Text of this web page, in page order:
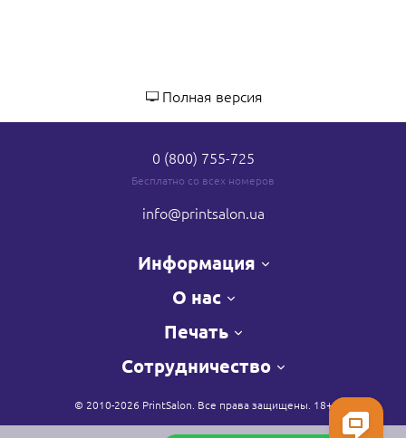
Полная версия
0 (800) 755-725
Бесплатно со всех номеров
info@printsalon.ua
Информация
О нас
Печать
Сотрудничество
© 2010-2026 PrintSalon. Все права защищены. 18+